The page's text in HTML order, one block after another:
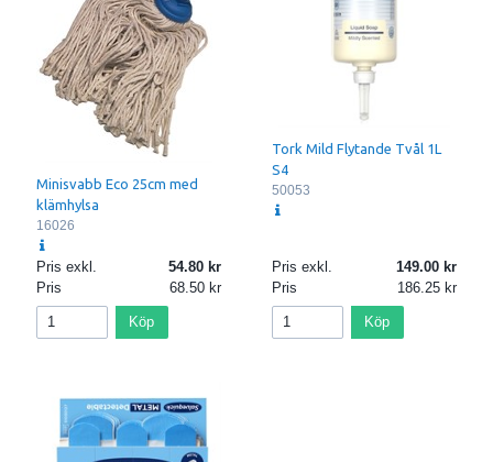
Minisvabb Eco 25cm med
klämhylsa
16026
Pris exkl.
54.80
Pris
68.50
Köp
Tork Mild Flytande Tvål 1L
S4
50053
Pris exkl.
149.00
Pris
186.25
Köp